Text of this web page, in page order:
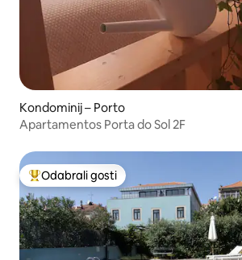
Kondominij – Porto
Apartamentos Porta do Sol 2F
Među najviše rangiranima s oznakom
Odabrali gosti